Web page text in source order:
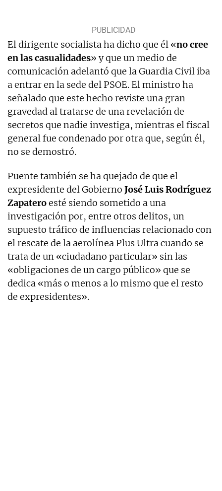
El dirigente socialista ha dicho que él «no cree
en las casualidades» y que un medio de
comunicación adelantó que la Guardia Civil iba
a entrar en la sede del PSOE. El ministro ha
señalado que este hecho reviste una gran
gravedad al tratarse de una revelación de
secretos que nadie investiga, mientras el fiscal
general fue condenado por otra que, según él,
no se demostró.
Puente también se ha quejado de que el
expresidente del Gobierno José Luis Rodríguez
Zapateroesté siendo sometido a una
investigación por, entre otros delitos, un
supuesto tráfico de influencias relacionado con
el rescate de la aerolínea Plus Ultra cuando se
trata de un «ciudadano particular» sin las
«obligaciones de un cargo público» que se
dedica «más o menos a lo mismo que el resto
de expresidentes».